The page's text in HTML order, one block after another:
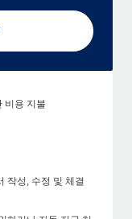
비용 지불
작성, 수정 및 체결